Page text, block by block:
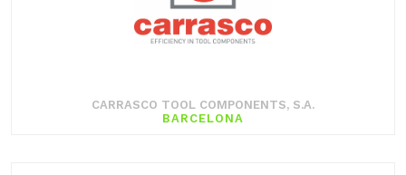
CARRASCO TOOL COMPONENTS, S.A.
BARCELONA